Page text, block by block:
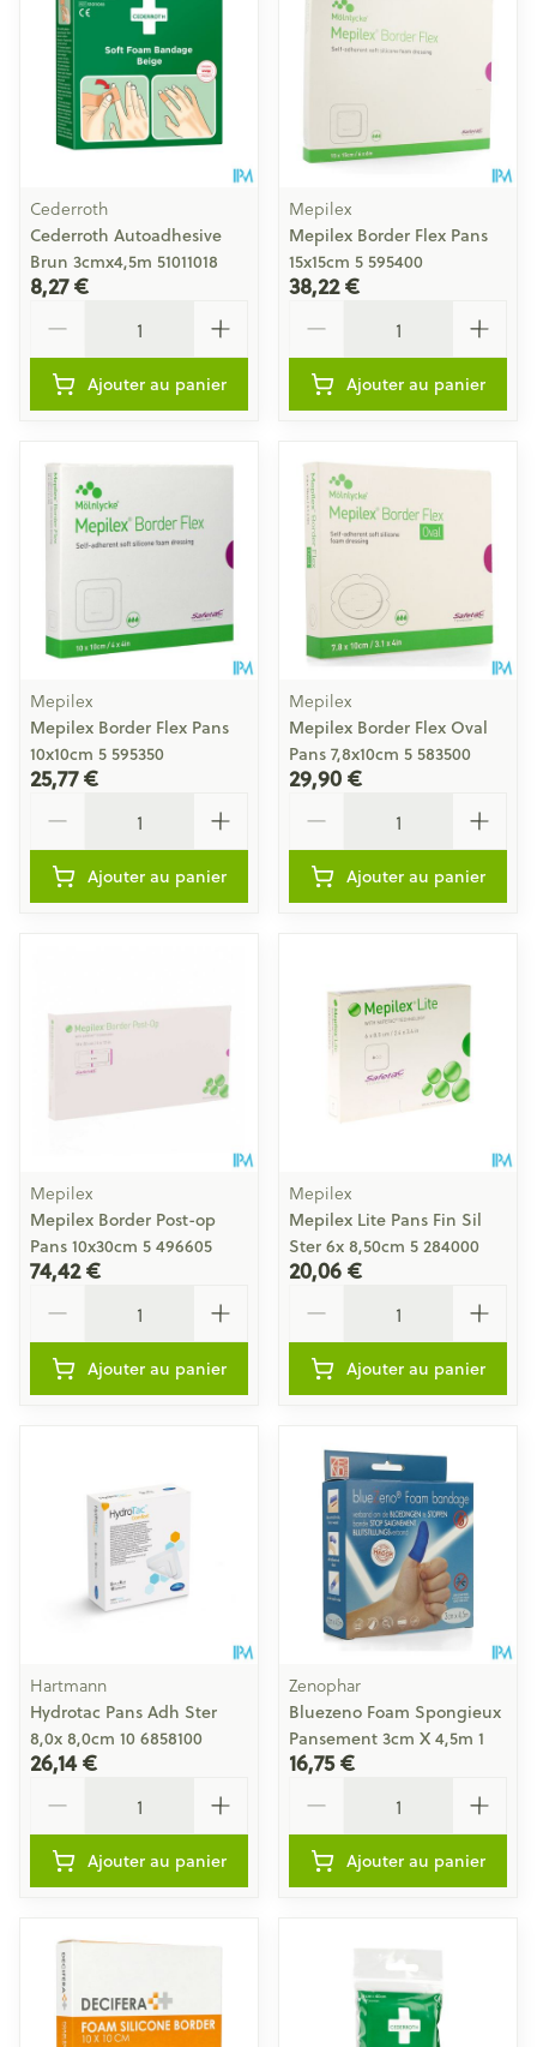
Cederroth
Cederroth Autoadhesive
Brun 3cmx4,5m 51011018
8,27 €
Ajouter au panier
Mepilex
Mepilex Border Flex Pans
15x15cm 5 595400
38,22 €
Ajouter au panier
Mepilex
Mepilex Border Flex Pans
10x10cm 5 595350
25,77 €
Ajouter au panier
Mepilex
Mepilex Border Flex Oval
Pans 7,8x10cm 5 583500
29,90 €
Ajouter au panier
Mepilex
Mepilex Border Post-op
Pans 10x30cm 5 496605
74,42 €
Ajouter au panier
Mepilex
Mepilex Lite Pans Fin Sil
Ster 6x 8,50cm 5 284000
20,06 €
Ajouter au panier
Hartmann
Hydrotac Pans Adh Ster
8,0x 8,0cm 10 6858100
26,14 €
Ajouter au panier
Zenophar
Bluezeno Foam Spongieux
Pansement 3cm X 4,5m 1
16,75 €
Ajouter au panier